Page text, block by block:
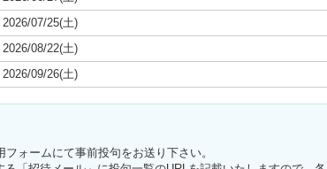
2026/07/25(土)
2026/08/22(土)
2026/09/26(土)
ォームにて事前投句をお送り下さい。